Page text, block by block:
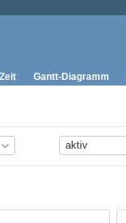
Gantt-Diagramm